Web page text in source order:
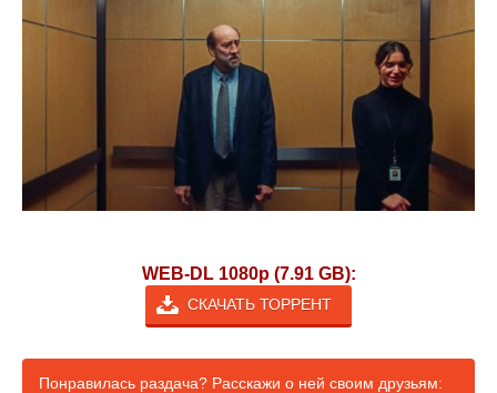
WEB-DL 1080p (7.91 GB):
СКАЧАТЬ ТОРРЕНТ
Понравилась раздача? Расскажи о ней своим друзьям: